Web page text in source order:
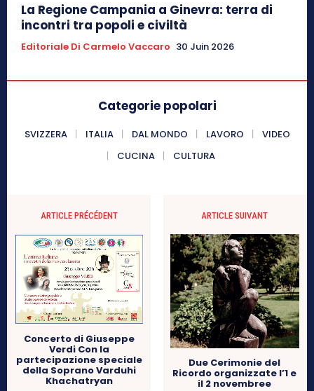
La Regione Campania a Ginevra: terra di
incontri tra popoli e civiltà
Editoriale Di Carmelo Vaccaro 30 Juin 2026
Categorie popolari
SVIZZERA ITALIA DAL MONDO LAVORO
VIDEO
CUCINA
CULTURA
ARTICLE PRÉCÉDENT
Concerto di Giuseppe
Verdi Con la
partecipazione speciale
della Soprano Varduhi
Khachatryan
ARTICLE SUIVANT
Due Cerimonie del
Ricordo organizzate l’1 e
il 2 novembree